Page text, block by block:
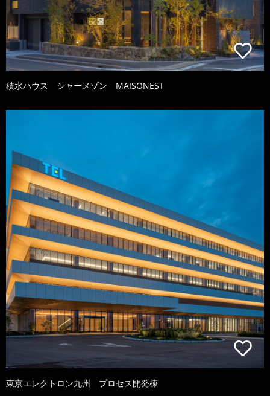
積水ハウス シャーメゾン MAISONEST
東京エレクトロン九州 プロセス開発棟